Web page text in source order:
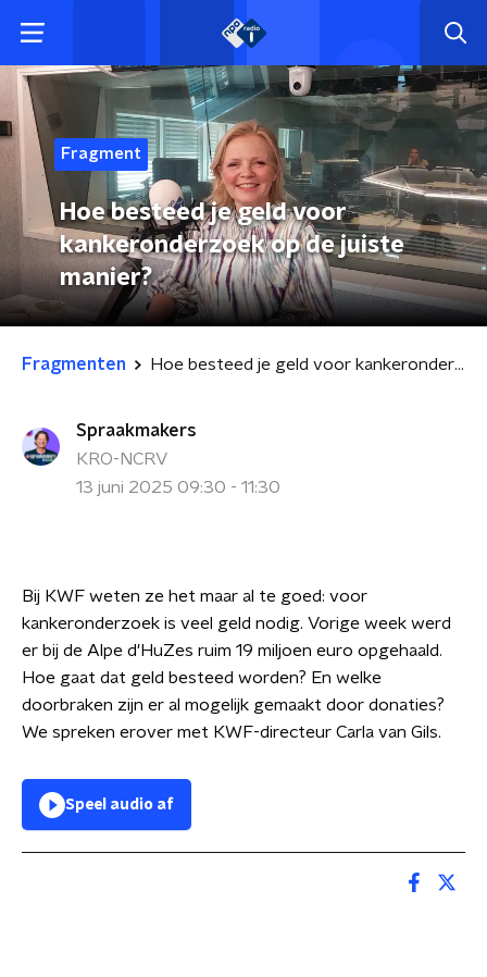
Fragment
Hoe besteed je geld voor
kankeronderzoek op de juiste
manier?
Fragmenten Hoe besteed je geld voor kankeronderzoek op de juiste manier?
Spraakmakers
KRO-NCRV
13 juni 2025 09:30 - 11:30
Bij KWF weten ze het maar al te goed: voor
kankeronderzoek is veel geld nodig. Vorige week werd
er bij de Alpe d'HuZes ruim 19 miljoen euro opgehaald.
Hoe gaat dat geld besteed worden? En welke
doorbraken zijn er al mogelijk gemaakt door donaties?
We spreken erover met KWF-directeur Carla van Gils.
Speel audio af